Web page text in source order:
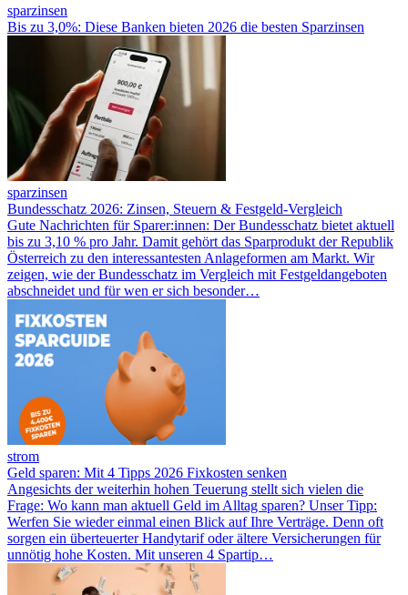
sparzinsen
Bis zu 3,0%: Diese Banken bieten 2026 die besten Sparzinsen
sparzinsen
Bundesschatz 2026: Zinsen, Steuern & Festgeld-Vergleich
Gute Nachrichten für Sparer:innen: Der Bundesschatz bietet aktuell
bis zu 3,10 % pro Jahr. Damit gehört das Sparprodukt der Republik
Österreich zu den interessantesten Anlageformen am Markt. Wir
zeigen, wie der Bundesschatz im Vergleich mit Festgeldangeboten
abschneidet und für wen er sich besonder…
strom
Geld sparen: Mit 4 Tipps 2026 Fixkosten senken
Angesichts der weiterhin hohen Teuerung stellt sich vielen die
Frage: Wo kann man aktuell Geld im Alltag sparen? Unser Tipp:
Werfen Sie wieder einmal einen Blick auf Ihre Verträge. Denn oft
sorgen ein überteuerter Handytarif oder ältere Versicherungen für
unnötig hohe Kosten. Mit unseren 4 Spartip…